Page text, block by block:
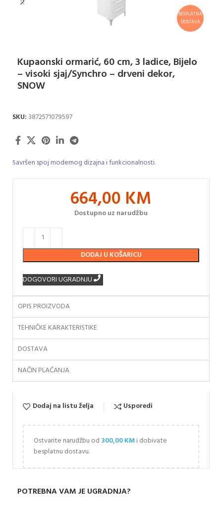
BESPLATNA
DOSTAVA
Kupaonski ormarić, 60 cm, 3 ladice, Bijelo
– visoki sjaj/Synchro – drveni dekor,
SNOW
SKU: 3872571079597
Savršen spoj modernog dizajna i funkcionalnosti.
664,00 KM
Dostupno uz narudžbu
DODAJ U KOŠARICU
DOGOVORI UGRADNJU
OPIS PROIZVODA
TEHNIČKE KARAKTERISTIKE
DOSTAVA
NAČIN PLAĆANJA
Dodaj na listu želja Usporedi
Ostvarite narudžbu od 300,00KMi dobivate
besplatnu dostavu.
POTREBNA VAM JE UGRADNJA?